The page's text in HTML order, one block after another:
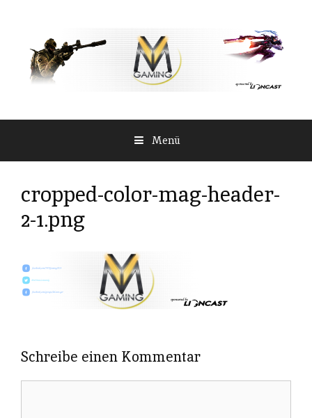
Menü
cropped-color-mag-header-
2-1.png
Schreibe einen Kommentar